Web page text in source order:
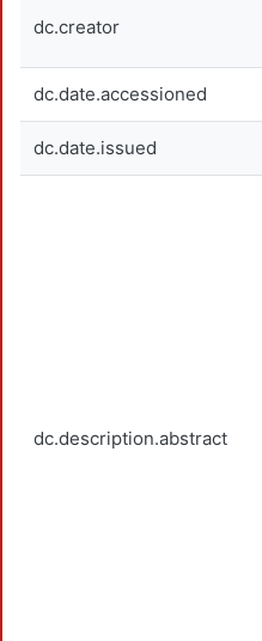
dc.creator
dc.date.accessioned
dc.date.issued
dc.description.abstract